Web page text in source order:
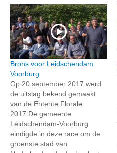
Brons voor Leidschendam
Voorburg
Op 20 september 2017 werd
de uitslag bekend gemaakt
van de Entente Florale
2017.De gemeente
Leidschendam-Voorburg
eindigde in deze race om de
groenste stad van